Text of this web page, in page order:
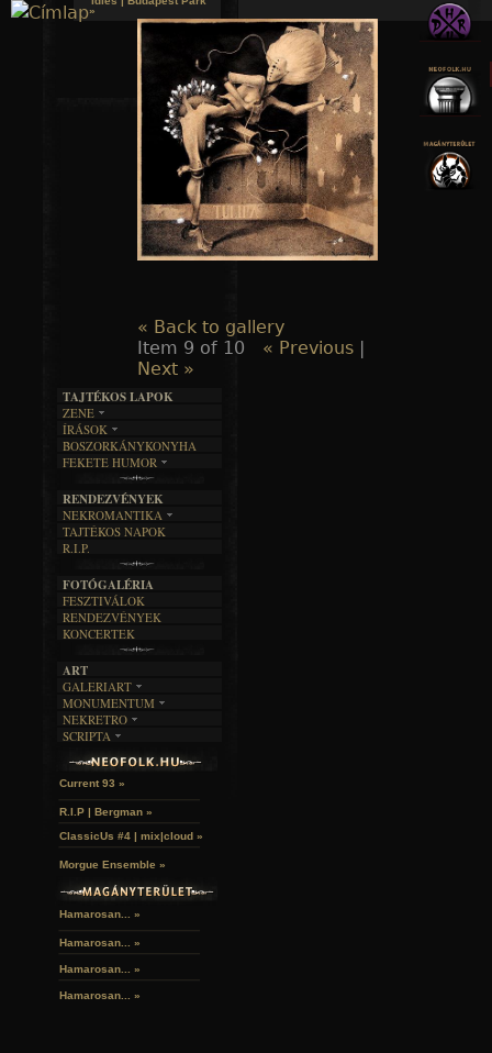
Jump to navigation
« Back to gallery
Item 9 of 10
« Previous |
Next »
TAJTÉKOS LAPOK
ZENE
EGYÜTTESEK
INTERJÚK
FORDÍTÁSOK
DALSZÖVEGEK
ÍRÁSOK
IRODALOM
FILM
ÍRÁSTÖRTÉNET
BOSZORKÁNYKONYHA
FEKETE HUMOR
SZÖVEGES
RENDEZVÉNYEK
NEKROMANTIKA
AKTUÁLIS
A MÚLT
TAJTÉKOS NAPOK
R.I.P.
FOTÓGALÉRIA
FESZTIVÁLOK
RENDEZVÉNYEK
KONCERTEK
ART
GALERIART
ARTGALERI
KÉPREGÉNYEK
LAKÁSKULTS
MONUMENTUM
TEMETŐK
TEMPLOMOK
VÁRAK
HELYEK
NEKRETRO
SZUBKULT
FEKETE LYUK
RELIKVIÁK
SCRIPTA
NOVELLÁK
VERSEK
»
Current 93 »
R.I.P | Bergman »
ClassicUs #4 | mix|cloud »
Morgue Ensemble »
Hamarosan... »
Hamarosan... »
Hamarosan... »
Hamarosan... »